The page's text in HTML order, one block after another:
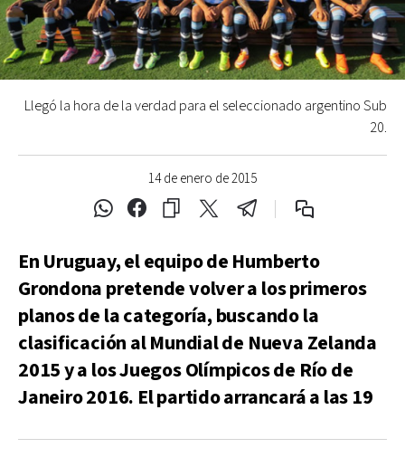
14 de enero de 2015
Llegó la hora de la verdad para el seleccionado argentino Sub
20.
En Uruguay, el equipo de Humberto
Grondona pretende volver a los primeros
planos de la categoría, buscando la
clasificación al Mundial de Nueva Zelanda
2015 y a los Juegos Olímpicos de Río de
Janeiro 2016. El partido arrancará a las 19